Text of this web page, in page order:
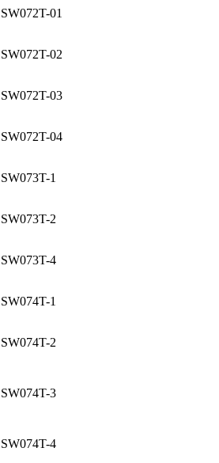
SW072T-01
SW072T-02
SW072T-03
SW072T-04
SW073T-1
SW073T-2
SW073T-4
SW074T-1
SW074T-2
SW074T-3
SW074T-4